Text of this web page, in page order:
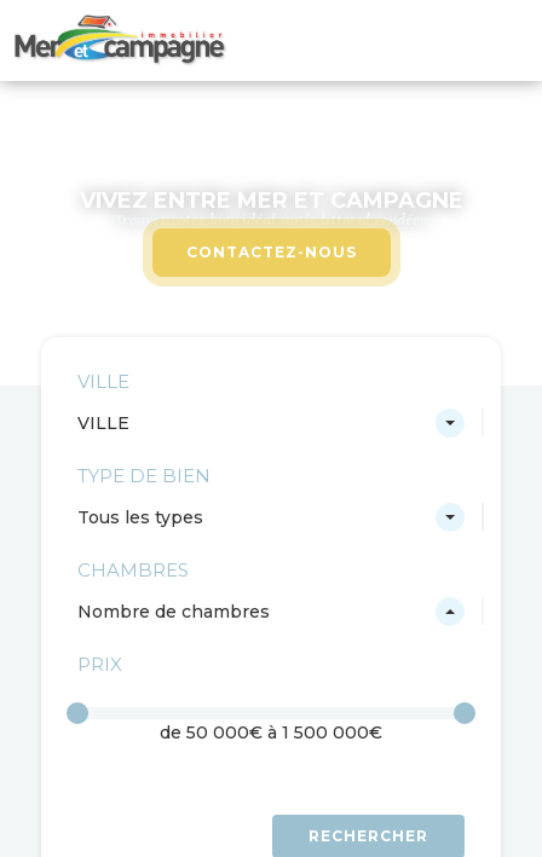
VIVEZ ENTRE MER ET CAMPAGNE
Trouvez votre bien idéal sur le littoral vendéen
CONTACTEZ-NOUS
VILLE
VILLE
TYPE DE BIEN
Tous les types
CHAMBRES
Nombre de chambres
PRIX
de 50 000€ à 1 500 000€
RECHERCHER